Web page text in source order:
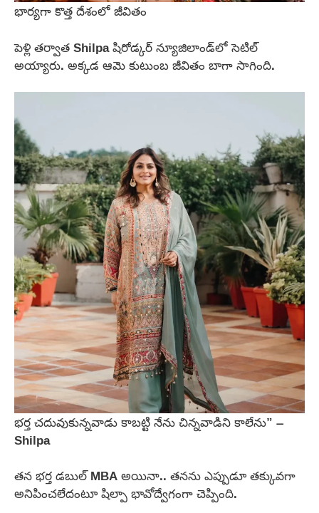
భార్యగా కొత్త దేశంలో జీవితం
పెళ్లి తర్వాత Shilpa షిరోడ్కర్ న్యూజిలాండ్‌లో సెటిల్
అయ్యారు. అక్కడ ఆమె కుటుంబ జీవితం బాగా సాగింది.
భర్త చదువుకున్నవాడు కాబట్టి నేను చిన్నవాడిని కాలేను” –
Shilpa
తన భర్త డబుల్ MBA అయినా.. తనను ఎప్పుడూ తక్కువగా
అనిపించలేదంటూ షిల్పా భావోద్వేగంగా చెప్పింది.